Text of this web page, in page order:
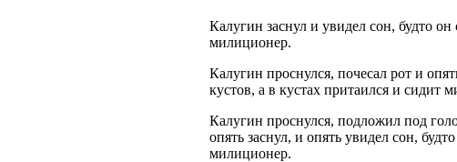
Калугин заснул и увидел сон, будто
милиционер.
Калугин проснулся, почесал рот и
кустов, а в кустах притаился и сидит
Калугин проснулся, подложил под
опять заснул, и опять увидел сон,
милиционер.